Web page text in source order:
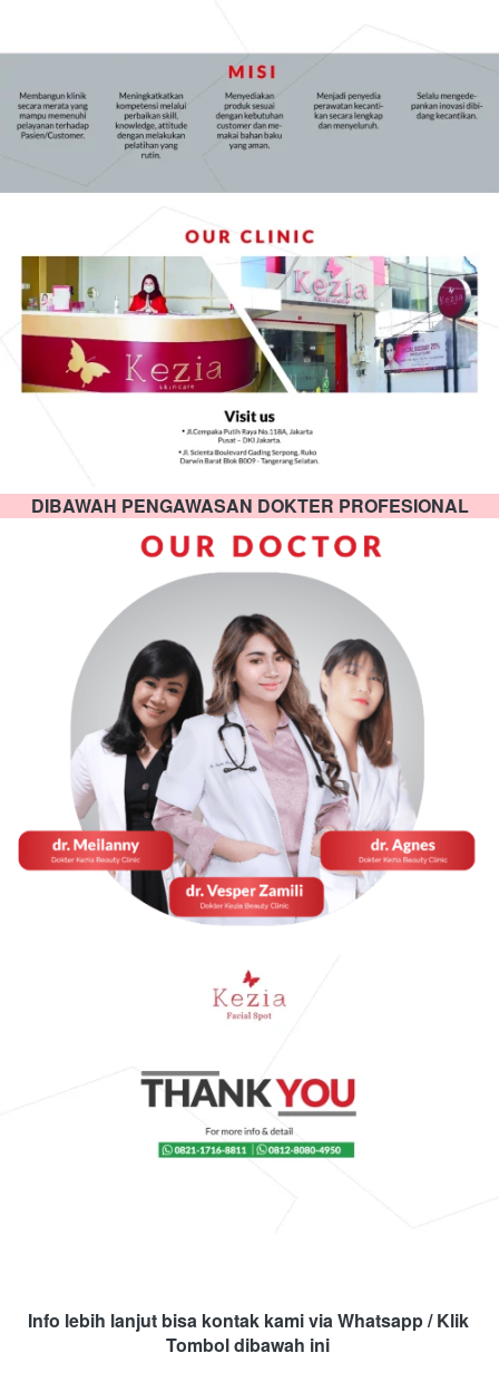
DIBAWAH PENGAWASAN DOKTER PROFESIONAL
Info lebih lanjut bisa kontak kami via Whatsapp / Klik
Tombol dibawah ini